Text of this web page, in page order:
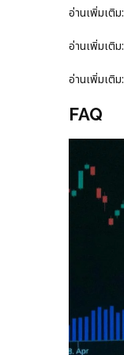
อ่านเพิ่มเติม:
อ่านเพิ่มเติม:
อ่านเพิ่มเติม:
FAQ